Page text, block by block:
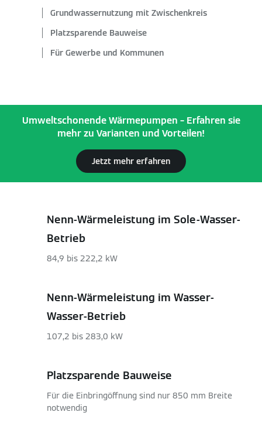
Grundwassernutzung mit Zwischenkreis
Platzsparende Bauweise
Für Gewerbe und Kommunen
Umweltschonende Wärmepumpen – Erfahren sie
mehr zu Varianten und Vorteilen!
Jetzt mehr erfahren
Nenn-Wärmeleistung im Sole-Wasser-
Betrieb
84,9 bis 222,2 kW
Nenn-Wärmeleistung im Wasser-
Wasser-Betrieb
107,2 bis 283,0 kW
Platzsparende Bauweise
Für die Einbringöffnung sind nur 850 mm Breite
notwendig